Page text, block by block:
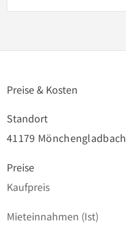
Preise & Kosten
Standort
41179 Mönchengladbach
Preise
Kaufpreis
Mieteinnahmen (Ist)